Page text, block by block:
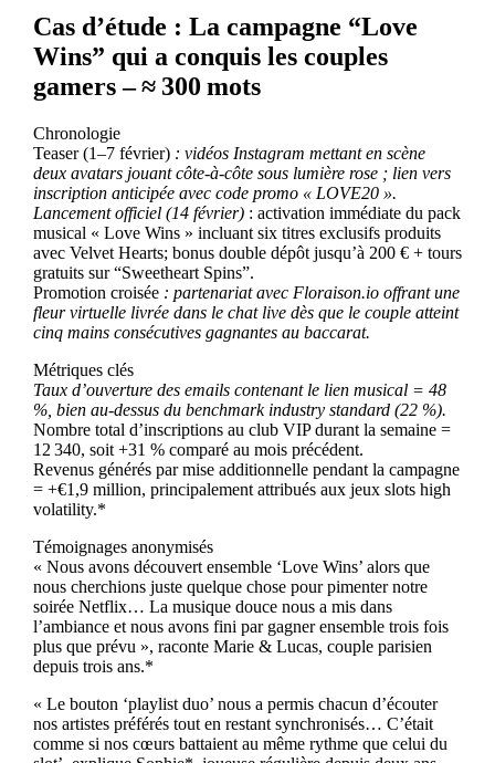
Cas d’étude : La campagne “Love
Wins” qui a conquis les couples
gamers – ≈ 300 mots
Chronologie
Teaser (1–7 février): vidéos Instagram mettant en scène
deux avatars jouant côte-à-côte sous lumière rose ; lien vers
inscription anticipée avec code promo « LOVE20 ».
Lancement officiel (14 février): activation immédiate du pack
musical « Love Wins » incluant six titres exclusifs produits
avec Velvet Hearts; bonus double dépôt jusqu’à 200 € + tours
gratuits sur “Sweetheart Spins”.
Promotion croisée: partenariat avec Floraison.io offrant une
fleur virtuelle livrée dans le chat live dès que le couple atteint
cinq mains consécutives gagnantes au baccarat.
Métriques clés
Taux d’ouverture des emails contenant le lien musical = 48
%, bien au-dessus du benchmark industry standard (22 %).
Nombre total d’inscriptions au club VIP durant la semaine =
12 340, soit +31 % comparé au mois précédent.
Revenus générés par mise additionnelle pendant la campagne
= +€1,9 million, principalement attribués aux jeux slots high
volatility.*
Témoignages anonymisés
« Nous avons découvert ensemble ‘Love Wins’ alors que
nous cherchions juste quelque chose pour pimenter notre
soirée Netflix… La musique douce nous a mis dans
l’ambiance et nous avons fini par gagner ensemble trois fois
plus que prévu », raconte Marie & Lucas, couple parisien
depuis trois ans.*
« Le bouton ‘playlist duo’ nous a permis chacun d’écouter
nos artistes préférés tout en restant synchronisés… C’était
comme si nos cœurs battaient au même rythme que celui du